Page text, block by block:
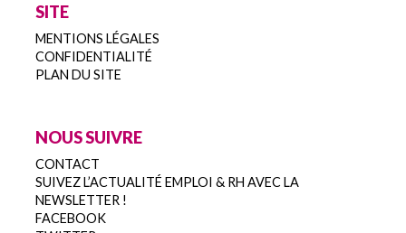
SITE
MENTIONS LÉGALES
CONFIDENTIALITÉ
PLAN DU SITE
NOUS SUIVRE
CONTACT
SUIVEZ L’ACTUALITÉ EMPLOI & RH AVEC LA
NEWSLETTER !
FACEBOOK